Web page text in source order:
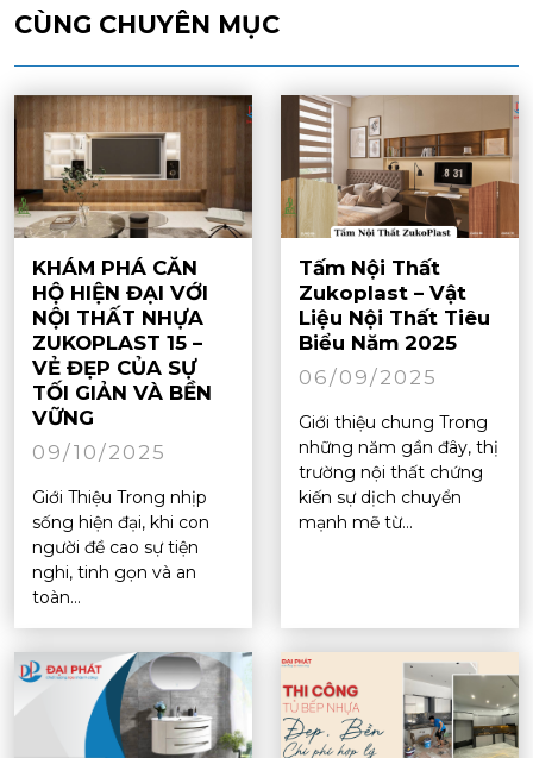
CÙNG CHUYÊN MỤC
KHÁM PHÁ CĂN
HỘ HIỆN ĐẠI VỚI
NỘI THẤT NHỰA
ZUKOPLAST 15 –
VẺ ĐẸP CỦA SỰ
TỐI GIẢN VÀ BỀN
VỮNG
09/10/2025
Giới Thiệu Trong nhịp
sống hiện đại, khi con
người đề cao sự tiện
nghi, tinh gọn và an
toàn...
Tấm Nội Thất
Zukoplast – Vật
Liệu Nội Thất Tiêu
Biểu Năm 2025
06/09/2025
Giới thiệu chung Trong
những năm gần đây, thị
trường nội thất chứng
kiến sự dịch chuyển
mạnh mẽ từ...